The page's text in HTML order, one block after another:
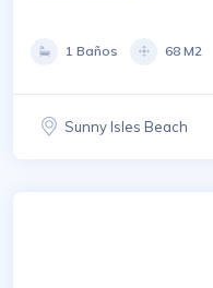
1 Baños 68 M2
Sunny Isles Beach